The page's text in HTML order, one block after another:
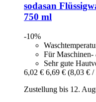
sodasan
750 ml
-10%
Für
Sehr gute
6,02 € 6,69 € (8,03 € /
Zustellung bis 12.